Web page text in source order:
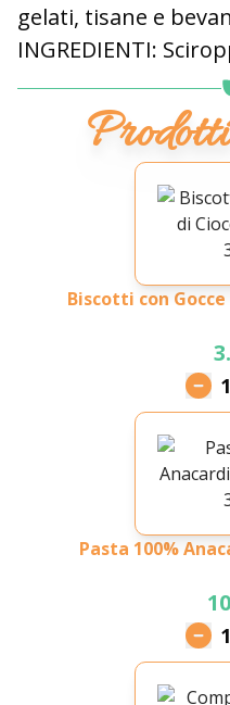
gelati, tisane e
INGREDIENTI:
Biscotti con
1
Pasta 100%
1